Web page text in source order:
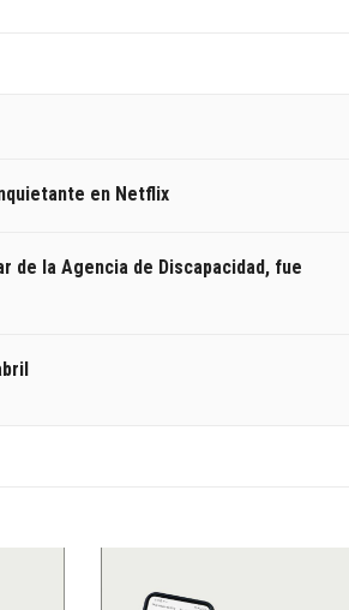
en Netflix
de la Agencia de Discapacidad, fue